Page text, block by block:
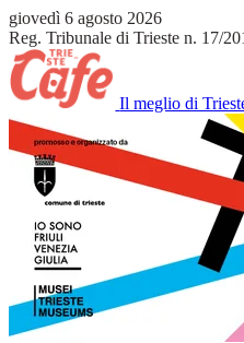
giovedì 6 agosto 2026
Reg. Tribunale di Trieste n. 17/
Il meglio di